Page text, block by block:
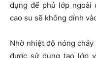
dụng để phủ lớp ngoài
cao su sẽ không dính
Nhờ nhiệt độ nóng chảy
được sử dụng tạo lớp